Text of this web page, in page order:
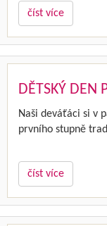
číst více
DĚTSKÝ DEN
Naši deváťáci si v
prvního stupně
číst více